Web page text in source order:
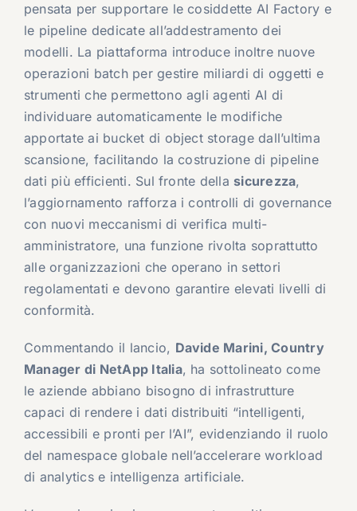
pensata per supportare le cosiddette AI Factory e
le pipeline dedicate all’addestramento dei
modelli. La piattaforma introduce inoltre nuove
operazioni batch per gestire miliardi di oggetti e
strumenti che permettono agli agenti AI di
individuare automaticamente le modifiche
apportate ai bucket di object storage dall’ultima
scansione, facilitando la costruzione di pipeline
dati più efficienti. Sul fronte della sicurezza,
l’aggiornamento rafforza i controlli di governance
con nuovi meccanismi di verifica multi-
amministratore, una funzione rivolta soprattutto
alle organizzazioni che operano in settori
regolamentati e devono garantire elevati livelli di
conformità.
Commentando il lancio, Davide Marini, Country
Manager di NetApp Italia, ha sottolineato come
le aziende abbiano bisogno di infrastrutture
capaci di rendere i dati distribuiti “intelligenti,
accessibili e pronti per l’AI”, evidenziando il ruolo
del namespace globale nell’accelerare workload
di analytics e intelligenza artificiale.